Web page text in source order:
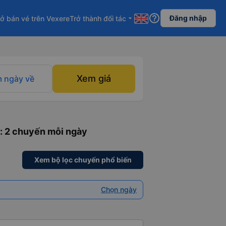
bán vé trên VexereTrở thành đối tác arrow_drop_down help_outline Đăng nhập
ngày về Xem giá
: 2 chuyến mỗi ngày
Xem bộ lọc chuyến phổ biến
Chọn ngày